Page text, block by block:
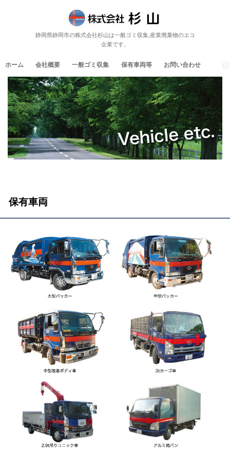
静岡県静岡市の株式会社杉山は一般ゴミ収集,産業廃棄物のエコ
企業です。
ホーム 会社概要 一般ゴミ収集 保有車両等 お問い合わせ
保有車両